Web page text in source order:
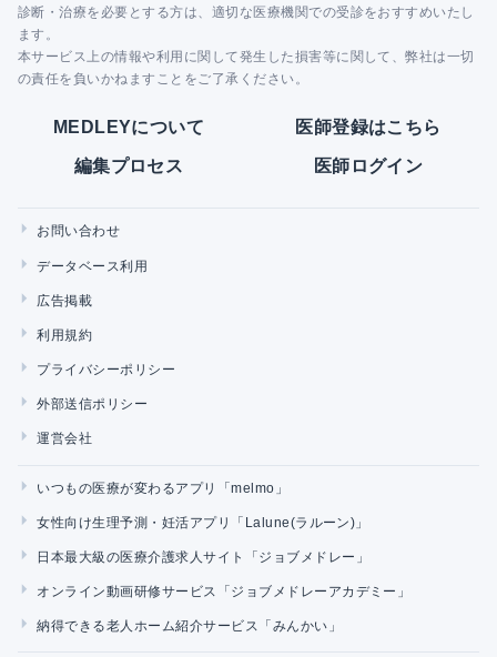
診断・治療を必要とする方は、適切な医療機関での受診をおすすめいたし
ます。
本サービス上の情報や利用に関して発生した損害等に関して、弊社は一切
の責任を負いかねますことをご了承ください。
MEDLEYについて 医師登録はこちら
編集プロセス 医師ログイン
お問い合わせ
データベース利用
広告掲載
利用規約
プライバシーポリシー
外部送信ポリシー
運営会社
いつもの医療が変わるアプリ「melmo」
女性向け生理予測・妊活アプリ「Lalune(ラルーン)」
日本最大級の医療介護求人サイト「ジョブメドレー」
オンライン動画研修サービス「ジョブメドレーアカデミー」
納得できる老人ホーム紹介サービス「みんかい」